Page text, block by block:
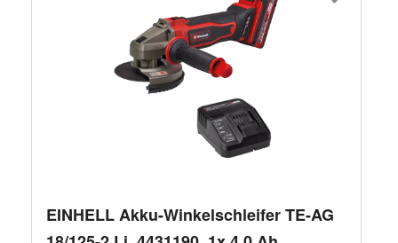
EINHELL Akku-Winkelschleifer TE-AG